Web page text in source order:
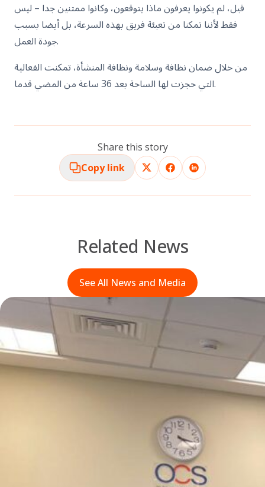
قبل، لم يكونوا يعرفون ماذا يتوقعون، وكانوا ممتنين جدا – ليس
فقط لأننا تمكنا من تعبئة فريق بهذه السرعة، بل أيضا بسبب
جودة العمل.
من خلال ضمان نظافة وسلامة ونظافة المنشأة، تمكنت الفعالية
التي حجزت لها الساحة بعد 36 ساعة من المضي قدما.
Share this story
Copy link
Related News
See All News and Media